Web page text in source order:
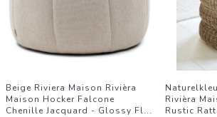
Beige Riviera Maison Rivièra
Maison Hocker Falcone
Chenille Jacquard - Glossy Fl...
Rivièra
Rustic